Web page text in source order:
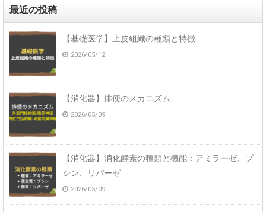
最近の投稿
【基礎医学】上皮組織の種類と特徴
2026/05/12
【消化器】排便のメカニズム
2026/05/09
【消化器】消化酵素の種類と機能：アミラーゼ、プ
シン、リパーゼ
2026/05/09